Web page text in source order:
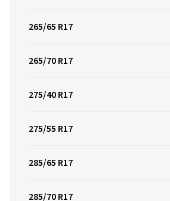
265/65 R17
265/70 R17
275/40 R17
275/55 R17
285/65 R17
285/70 R17